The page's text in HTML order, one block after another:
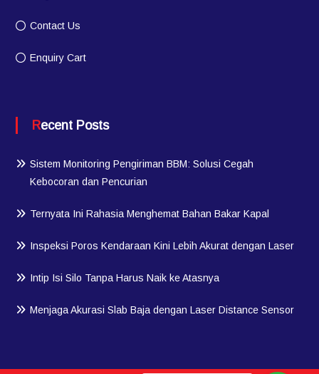
Contact Us
Enquiry Cart
Recent Posts
Sistem Monitoring Pengiriman BBM: Solusi Cegah
Kebocoran dan Pencurian
Ternyata Ini Rahasia Menghemat Bahan Bakar Kapal
Inspeksi Poros Kendaraan Kini Lebih Akurat dengan Laser
Intip Isi Silo Tanpa Harus Naik ke Atasnya
Menjaga Akurasi Slab Baja dengan Laser Distance Sensor